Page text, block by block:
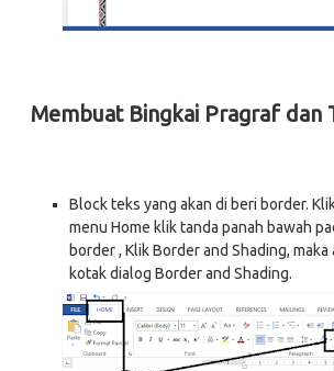
Membuat Bingkai Pragraf dan
Block teks yang akan di beri border.
menu Home klik tanda panah bawah
border , Klik Border and Shading, maka
kotak dialog Border and Shading.